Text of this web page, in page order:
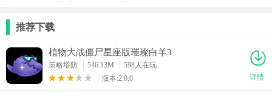
推荐下载
植物大战僵尸星座版璀璨白羊3
策略塔防 546.13M
598人在玩
版本:2.0.0
详情